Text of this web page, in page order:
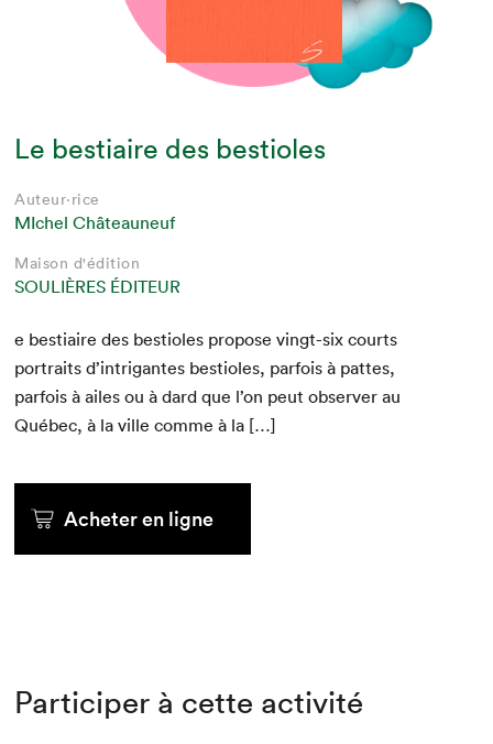
Le bestiaire des bestioles
Auteur·rice
MIchel Châteauneuf
Maison d'édition
SOULIÈRES ÉDITEUR
e bes­ti­aire des besti­oles pro­pose vingt-six courts
por­traits d’in­tri­g­antes besti­oles, par­fois à pattes,
par­fois à ailes ou à dard que l’on peut observ­er au
Québec, à la ville comme à la […]
Acheter en ligne
Participer à cette activité